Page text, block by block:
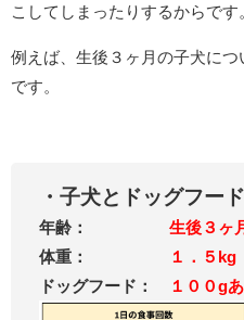
こしてしまったりするからです
例えば、生後３ヶ月の子犬に
です。
・子犬とドッグフー
年齢： 生後３ヶ
体重：
１．５kg
ドッグフード：
１００g